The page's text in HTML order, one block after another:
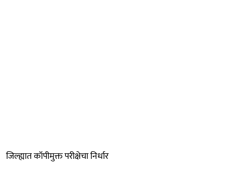
जिल्ह्यात कॉपीमुक्त परीक्षेचा निर्धार